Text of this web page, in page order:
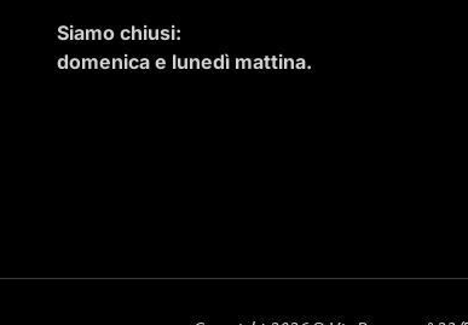
Siamo chiusi:
domenica e lunedì mattina.